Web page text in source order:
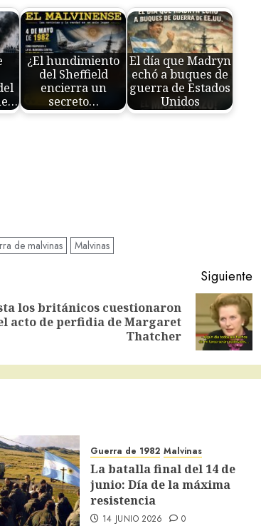
¿El hundimiento
del Sheffield
encierra un
secreto…
El día que Madryn
echó a buques de
guerra de Estados
Unidos
de malvinas Malvinas
Siguiente
los británicos cuestionaron
acto de perfidia de Margaret
Thatcher
Guerra de 1982 Malvinas
La batalla final del 14 de
junio: Día de la máxima
resistencia
14 JUNIO 2026 0